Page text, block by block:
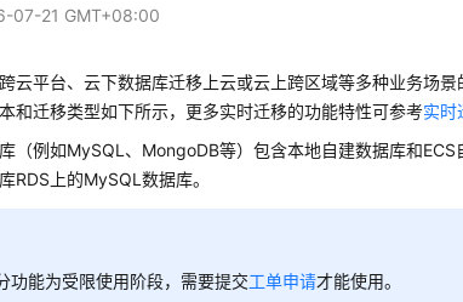
07-21 GMT+08:00
云平台、云下数据库迁移上云或云上跨区域等多种业务场
和迁移类型如下所示，更多实时迁移的功能特性可参考实时
（例如MySQL、MongoDB等）包含本地自建数据库和ECS
RDS上的MySQL数据库。
功能为受限使用阶段， 需要提交工单申请才能使用。